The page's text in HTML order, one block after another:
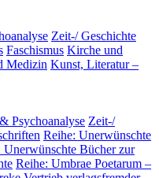
Zeit-/ Geschichte
Faschismus Kirche und
Medizin Kunst, Literatur –
Psychoanalyse Zeit-/
Reihe: Unerwünschte
Unerwünschte Bücher zur
Reihe: Umbrae Poetarum –